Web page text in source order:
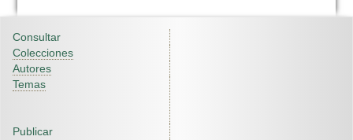
Consultar
Colecciones
Autores
Temas
Publicar